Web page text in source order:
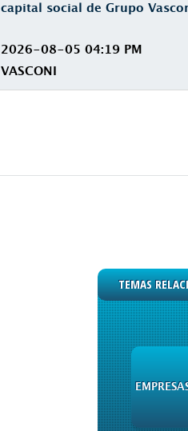
capital social de Grupo
2026-08-05 04:19 PM
VASCONI
TEMAS